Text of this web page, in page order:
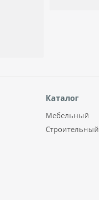
Каталог
Мебельный
Строительный